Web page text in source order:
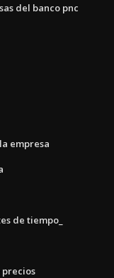
del banco pnc
empresa
de tiempo_